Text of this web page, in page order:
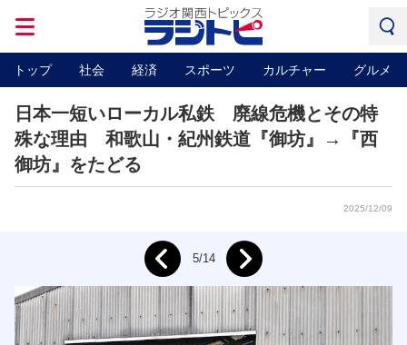
トップ 社会 経済 スポーツ カルチャー グルメ
日本一短いローカル私鉄 廃線危機とその特
殊な理由 和歌山・紀州鉄道『御坊』→『西
御坊』をたどる
2025/12/09
5/14